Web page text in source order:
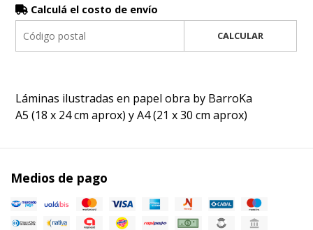
Calculá el costo de envío
CALCULAR
Láminas ilustradas en papel obra by BarroKa
A5 (18 x 24 cm aprox) y A4 (21 x 30 cm aprox)
Medios de pago